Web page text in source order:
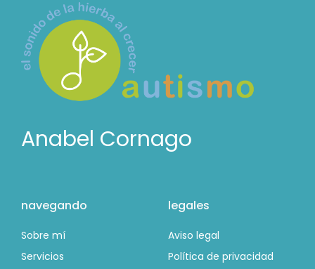
Anabel Cornago
navegando
Sobre mí
Servicios
legales
Aviso legal
Política de privacidad